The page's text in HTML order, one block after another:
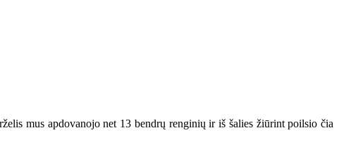
mus apdovanojo net 13 bendrų renginių ir iš šalies žiūrint poilsio čia